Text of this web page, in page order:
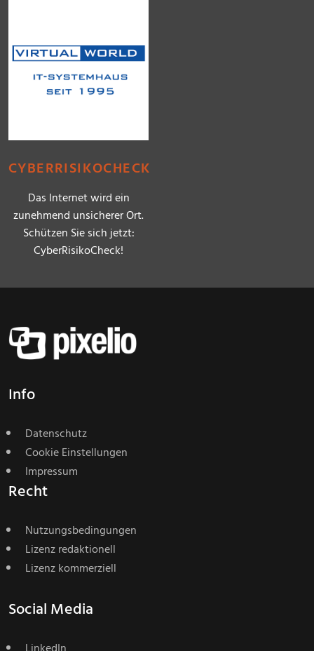
CYBERRISIKOCHECK
Das Internet wird ein
zunehmend unsicherer Ort.
Schützen Sie sich jetzt:
CyberRisikoCheck!
Info
Datenschutz
Cookie Einstellungen
Impressum
Recht
Nutzungsbedingungen
Lizenz redaktionell
Lizenz kommerziell
Social Media